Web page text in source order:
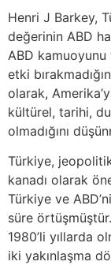
Henri J Barkey,
değerinin ABD
ABD
etki
olarak,
kültürel, tarihi,
olmadığını
Türkiye,
kanadı olarak
Türkiye ve
süre
1980’li yıllarda
iki yakınlaşma